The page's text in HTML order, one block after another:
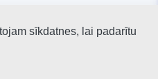
sīkdatnes, lai padarītu